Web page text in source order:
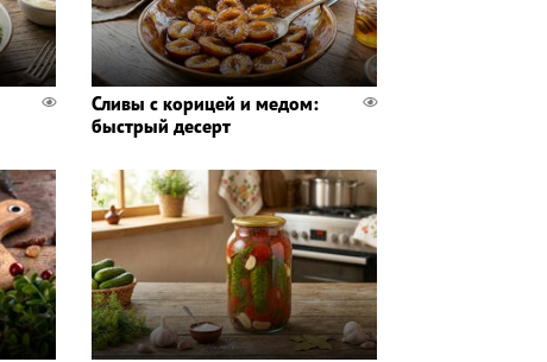
Сливы с корицей и медом:
быстрый десерт